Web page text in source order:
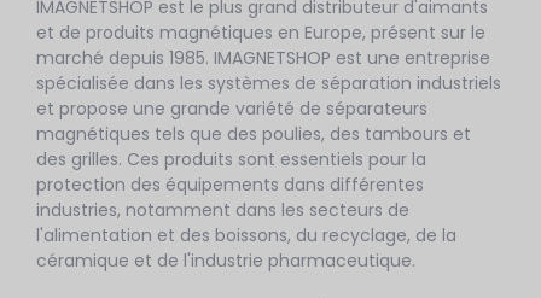
IMAGNETSHOP est le plus grand distributeur d'aimants
et de produits magnétiques en Europe, présent sur le
marché depuis 1985. IMAGNETSHOP est une entreprise
spécialisée dans les systèmes de séparation industriels
et propose une grande variété de séparateurs
magnétiques tels que des poulies, des tambours et
des grilles. Ces produits sont essentiels pour la
protection des équipements dans différentes
industries, notamment dans les secteurs de
l'alimentation et des boissons, du recyclage, de la
céramique et de l'industrie pharmaceutique.